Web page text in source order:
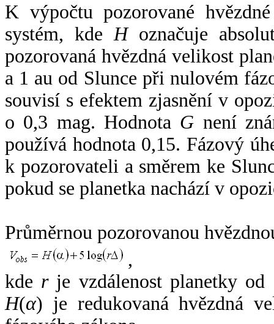
K výpočtu pozorované
systém, kde Hoznačuje
pozorovaná hvězdná velikost
a 1 au od Slunce při nulovém
souvisí s efektem zjasnění v
o 0,3 mag. Hodnota G není
používá hodnota 0,15. Fázový
k pozorovateli a směrem ke
pokud se planetka nachází v
Průměrnou pozorovanou
,
kde rje vzdálenost planetky od
H(α) je redukovaná hvězdná